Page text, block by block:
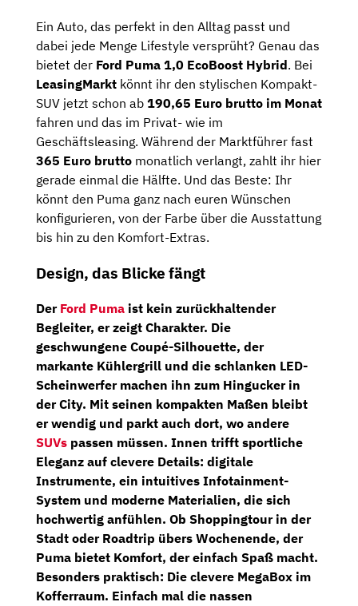
Ein Auto, das perfekt in den Alltag passt und
dabei jede Menge Lifestyle versprüht? Genau das
bietet der Ford Puma 1,0 EcoBoost Hybrid. Bei
LeasingMarkt könnt ihr den stylischen Kompakt-
SUV jetzt schon ab 190,65 Euro brutto im Monat
fahren und das im Privat- wie im
Geschäftsleasing. Während der Marktführer fast
365 Euro brutto monatlich verlangt, zahlt ihr hier
gerade einmal die Hälfte. Und das Beste: Ihr
könnt den Puma ganz nach euren Wünschen
konfigurieren, von der Farbe über die Ausstattung
bis hin zu den Komfort-Extras.
Design, das Blicke fängt
Der Ford Puma ist kein zurückhaltender
Begleiter, er zeigt Charakter. Die
geschwungene Coupé-Silhouette, der
markante Kühlergrill und die schlanken LED-
Scheinwerfer machen ihn zum Hingucker in
der City. Mit seinen kompakten Maßen bleibt
er wendig und parkt auch dort, wo andere
SUVs passen müssen. Innen trifft sportliche
Eleganz auf clevere Details: digitale
Instrumente, ein intuitives Infotainment-
System und moderne Materialien, die sich
hochwertig anfühlen. Ob Shoppingtour in der
Stadt oder Roadtrip übers Wochenende, der
Puma bietet Komfort, der einfach Spaß macht.
Besonders praktisch: Die clevere MegaBox im
Kofferraum. Einfach mal die nassen